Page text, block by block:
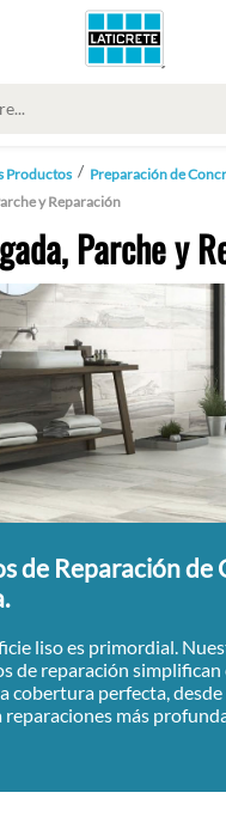
Productos
Preparación de
y Reparación
Parche y
de Reparación de
liso es primordial.
de reparación simplifican
cobertura perfecta,
reparaciones más